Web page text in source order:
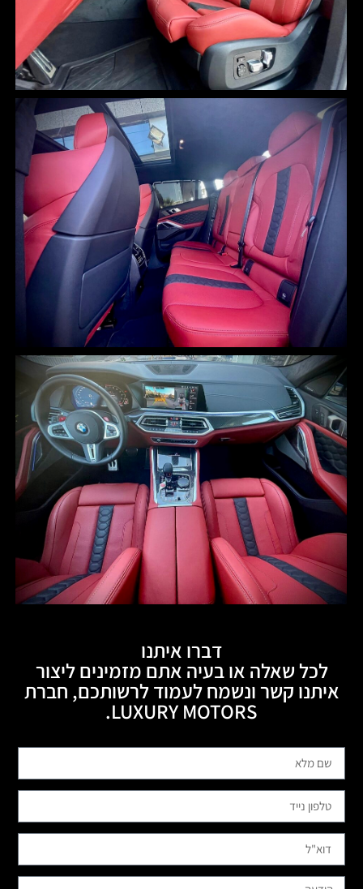
דברו איתנו
לכל שאלה או בעיה אתם מזמינים ליצור
איתנו קשר ונשמח לעמוד לרשותכם, חברת
LUXURY MOTORS.